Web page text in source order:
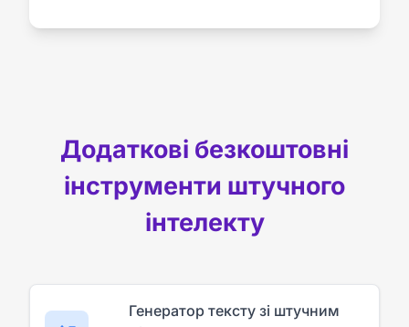
Додаткові безкоштовні
інструменти штучного
інтелекту
Генератор тексту зі штучним